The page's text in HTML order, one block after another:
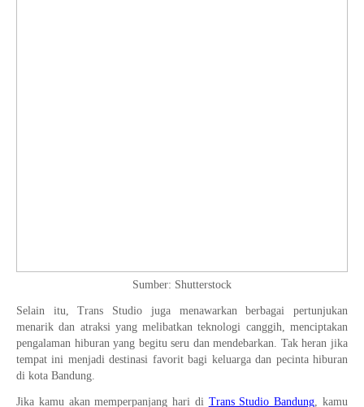
Sumber: Shutterstock
Selain itu, Trans Studio juga menawarkan berbagai pertunjukan
menarik dan atraksi yang melibatkan teknologi canggih, menciptakan
pengalaman hiburan yang begitu seru dan mendebarkan. Tak heran jika
tempat ini menjadi destinasi favorit bagi keluarga dan pecinta hiburan
di kota Bandung.
Jika kamu akan memperpanjang hari di Trans Studio Bandung, kamu